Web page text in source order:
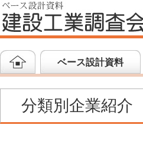
ベース設計資料
分類別企業紹介